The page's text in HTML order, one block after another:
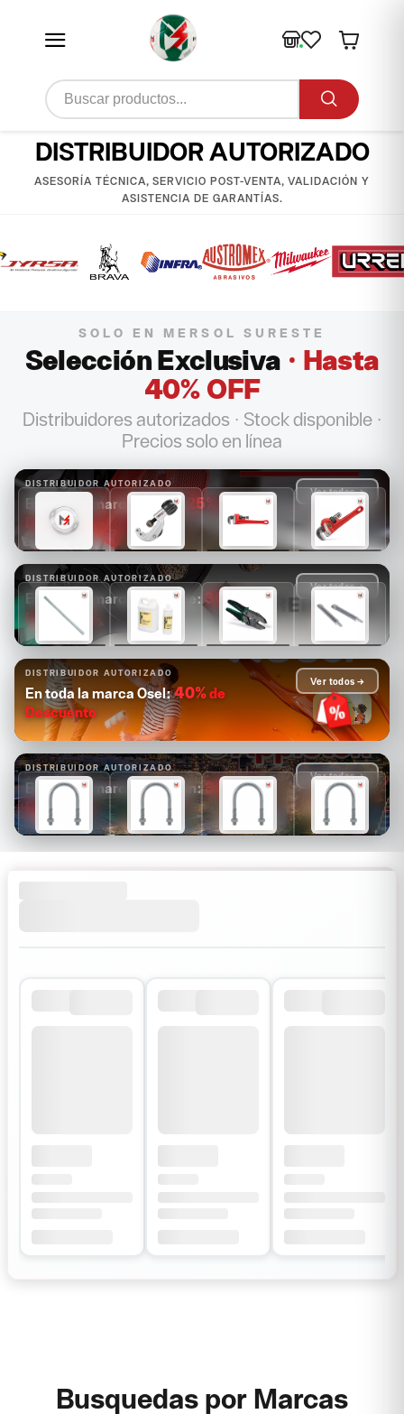
DISTRIBUIDOR AUTORIZADO
ASESORÍA TÉCNICA, SERVICIO POST-VENTA, VALIDACIÓN Y
ASISTENCIA DE GARANTÍAS.
SOLO EN MERSOL SURESTE
Selección Exclusiva · Hasta
40% OFF
Distribuidores autorizados · Stock disponible ·
Precios solo en línea
DISTRIBUIDOR AUTORIZADO
En toda la marca Ridgid: 25%
Descuento
Ver todos →
$1,261 $817 $878 $985
DISTRIBUIDOR AUTORIZADO
En toda la marca Greenlee: 30%
Descuento
Ver todos →
$10,416 $2,888 $1,752 $1,459
DISTRIBUIDOR AUTORIZADO
En toda la marca Osel:40%de
Descuento
Ver todos →
DISTRIBUIDOR AUTORIZADO
En toda la marca Appleton:30%de
Descuento
Ver todos →
$18 $24 $21 $38
Busquedas por Marcas